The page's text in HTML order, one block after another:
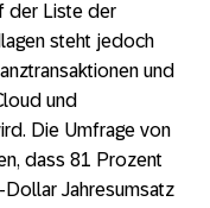
der Liste der
steht jedoch
und
und
Die Umfrage von
dass 81 Prozent
Jahresumsatz